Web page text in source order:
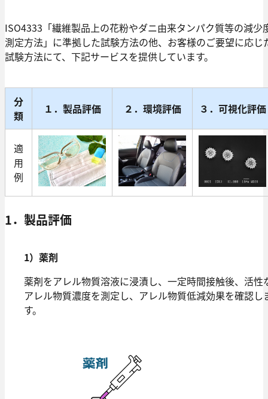
ISO4333「繊維製品上の花粉やダニ由来タンパク質等の減少
測定方法」に準拠した試験方法の他、お客様のご要望に応じ
試験方法にて、下記サービスを提供しています。
分
類
１．製品評価 ２．環境評価 ３．可視化評価
適
用
例
1．製品評価
1）薬剤
薬剤をアレル物質溶液に浸漬し、一定時間接触後、活性
アレル物質濃度を測定し、アレル物質低減効果を確認し
す。